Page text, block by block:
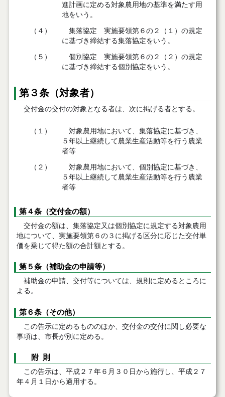
進計画に定める対象農用地の基準を満たす用
地をいう。
（４）
集落協定 実施要領第６の２（１）の規定
に基づき締結する集落協定をいう。
（５）
個別協定 実施要領第６の２（２）の規定
に基づき締結する個別協定をいう。
第３条（対象者）
交付金の交付の対象となる者は、次に掲げる者とする。
（１）
対象農用地において、集落協定に基づき、
５年以上継続して農業生産活動等を行う農業
者等
（２）
対象農用地において、個別協定に基づき、
５年以上継続して農業生産活動等を行う農業
者等
第４条（交付金の額）
交付金の額は、集落協定又は個別協定に規定する対象農用
地について、実施要領第６の３に掲げる区分に応じた交付単
価を乗じて得た額の合計額とする。
第５条（補助金の申請等）
補助金の申請、交付等については、規則に定めるところに
よる。
第６条（その他）
この告示に定めるもののほか、交付金の交付に関し必要な
事項は、市長が別に定める。
附 則
この告示は、平成２７年６月３０日から施行し、平成２７
年４月１日から適用する。